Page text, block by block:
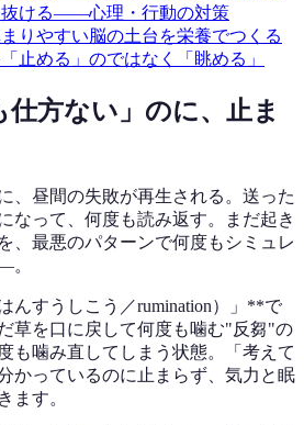
抜ける——心理・行動の対策
りやすい脳の土台を栄養でつくる
止める」のではなく「眺める」
仕方ない」のに、止ま
、昼間の失敗が再生される。送った
なって、何度も読み返す。まだ起き
、最悪のパターンで何度もシミュレ
。
んすうしこう／rumination）」**で
草を口に戻して何度も噛む"反芻"の
も噛み直してしまう状態。「考えて
かっているのに止まらず、気力と眠
ます。